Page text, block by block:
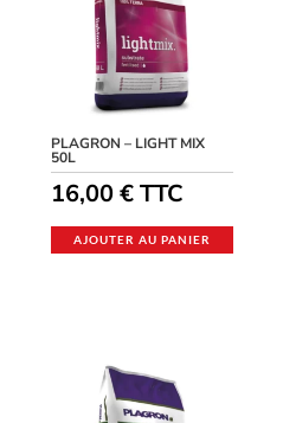
PLAGRON – LIGHT MIX
50L
16,00€TTC
AJOUTER AU PANIER